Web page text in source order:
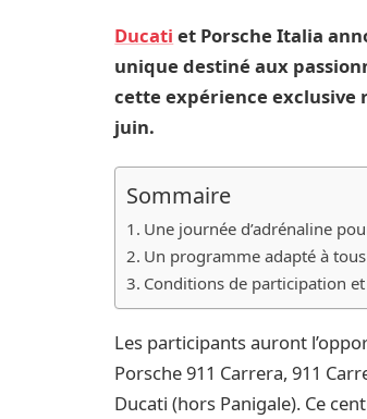
Ducati et Porsche Italia
unique destiné aux
cette expérience exclusive
juin.
Sommaire
Une journée d’adrénaline
Un programme adapté à
Conditions de participation
Les participants auront
Porsche 911 Carrera, 911
Ducati (hors Panigale). Ce